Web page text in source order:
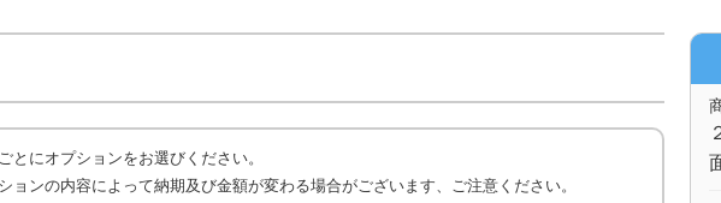
とにオプションをお選びください。
ョンの内容によって納期及び金額が変わる場合がございます、ご注意ください。